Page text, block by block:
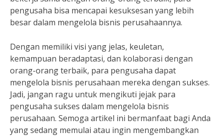
pengusaha bisa mencapai kesuksesan yang lebih
besar dalam mengelola bisnis perusahaannya.
Dengan memiliki visi yang jelas, keuletan,
kemampuan beradaptasi, dan kolaborasi dengan
orang-orang terbaik, para pengusaha dapat
mengelola bisnis perusahaan mereka dengan sukses.
Jadi, jangan ragu untuk mengikuti jejak para
pengusaha sukses dalam mengelola bisnis
perusahaan. Semoga artikel ini bermanfaat bagi Anda
yang sedang memulai atau ingin mengembangkan